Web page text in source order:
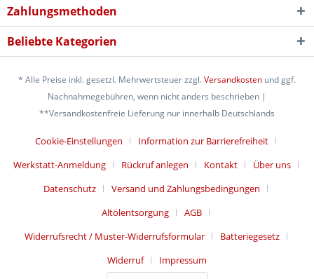
Zahlungsmethoden
Beliebte Kategorien
* Alle Preise inkl. gesetzl. Mehrwertsteuer zzgl.Versandkosten und ggf.
Nachnahmegebühren, wenn nicht anders beschrieben |
**Versandkostenfreie Lieferung nur innerhalb Deutschlands
Cookie-Einstellungen
Information zur Barrierefreiheit
Werkstatt-Anmeldung
Rückruf anlegen Kontakt
Über uns
Datenschutz
Versand und Zahlungsbedingungen
Altölentsorgung
AGB
Widerrufsrecht / Muster-Widerrufsformular
Batteriegesetz
Widerruf
Impressum